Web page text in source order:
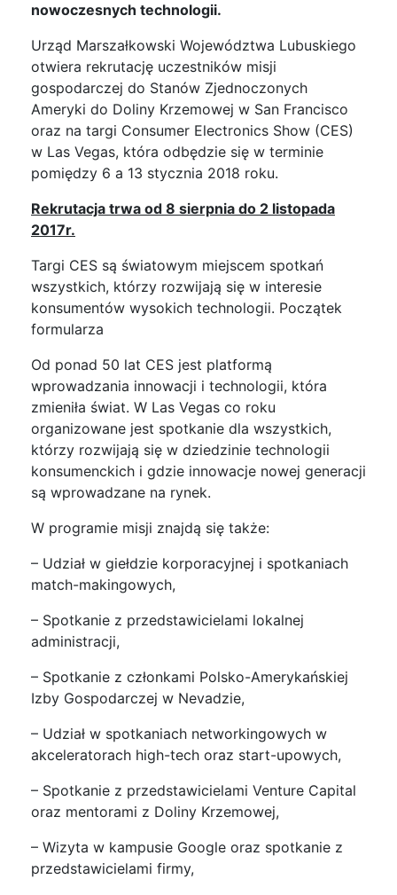
nowoczesnych technologii.
Urząd Marszałkowski Województwa Lubuskiego
otwiera rekrutację uczestników misji
gospodarczej do Stanów Zjednoczonych
Ameryki do Doliny Krzemowej w San Francisco
oraz na targi Consumer Electronics Show (CES)
w Las Vegas, która odbędzie się w terminie
pomiędzy 6 a 13 stycznia 2018 roku.
Rekrutacja trwa od 8 sierpnia do 2 listopada
2017r.
Targi CES są światowym miejscem spotkań
wszystkich, którzy rozwijają się w interesie
konsumentów wysokich technologii. Początek
formularza
Od ponad 50 lat CES jest platformą
wprowadzania innowacji i technologii, która
zmieniła świat. W Las Vegas co roku
organizowane jest spotkanie dla wszystkich,
którzy rozwijają się w dziedzinie technologii
konsumenckich i gdzie innowacje nowej generacji
są wprowadzane na rynek.
W programie misji znajdą się także:
– Udział w giełdzie korporacyjnej i spotkaniach
match-makingowych,
– Spotkanie z przedstawicielami lokalnej
administracji,
– Spotkanie z członkami Polsko-Amerykańskiej
Izby Gospodarczej w Nevadzie,
– Udział w spotkaniach networkingowych w
akceleratorach high-tech oraz start-upowych,
– Spotkanie z przedstawicielami Venture Capital
oraz mentorami z Doliny Krzemowej,
– Wizyta w kampusie Google oraz spotkanie z
przedstawicielami firmy,